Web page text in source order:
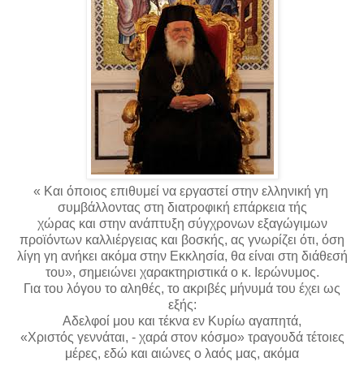
« Και όποιος επιθυμεί να εργαστεί στην ελληνική γη
συμβάλλοντας στη διατροφική επάρκεια τής
χώρας και στην ανάπτυξη σύγχρονων εξαγώγιμων
προϊόντων καλλιέργειας και βοσκής, ας γνωρίζει ότι, όση
λίγη γη ανήκει ακόμα στην Εκκλησία, θα είναι στη διάθεσή
του», σημειώνει χαρακτηριστικά ο κ. Ιερώνυμος.
Για του λόγου το αληθές, το ακριβές μήνυμά του έχει ως
εξής:
Αδελφοί μου και τέκνα εν Κυρίω αγαπητά,
«Χριστός γεννάται, - χαρά στον κόσμο» τραγουδά τέτοιες
μέρες, εδώ και αιώνες ο λαός μας, ακόμα